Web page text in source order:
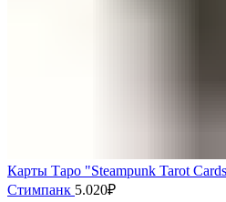
Карты Таро "Steampunk Tarot
Стимпанк 5.020₽